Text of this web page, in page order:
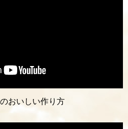
おいしい作り方